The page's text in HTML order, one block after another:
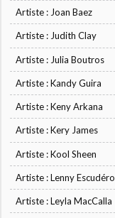
Artiste : Joan Baez
Artiste : Judith Clay
Artiste : Julia Boutros
Artiste : Kandy Guira
Artiste : Keny Arkana
Artiste : Kery James
Artiste : Kool Sheen
Artiste : Lenny Escudéro
Artiste : Leyla MacCalla